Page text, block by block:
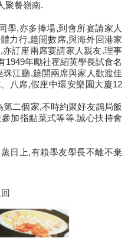
聚餐嶺南.
學,亦多捧場,到會所宴請家人
力行,筵開數席,與海外回港家
訂座兩席宴請家人親友.理事
1949年勵社霍紹英學長試食名
江廳,筵開兩席與家人歡渡佳
八席,假座中環安樂園大廈12
二個家,不時約聚好友鵲局飯
加指點菜式等等.誠心扶持會
日上,有賴學友學長不離不棄